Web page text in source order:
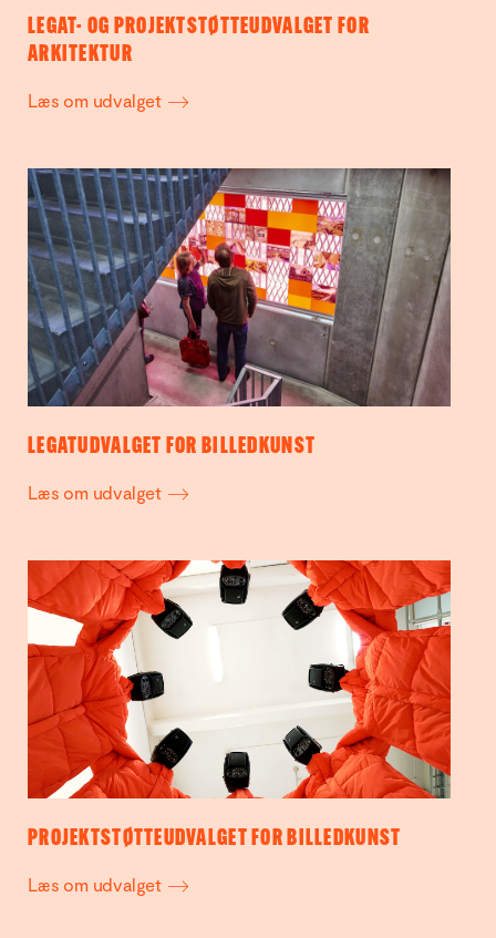
LEGAT- OG PROJEKTSTØTTEUDVALGET FOR
ARKITEKTUR
Læs om udvalget
LEGATUDVALGET FOR BILLEDKUNST
Læs om udvalget
PROJEKTSTØTTEUDVALGET FOR BILLEDKUNST
Læs om udvalget